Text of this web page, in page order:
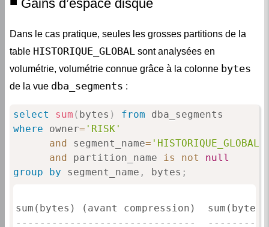
table HISTORIQUE_GLOBALsont analysées en
volumétrie, volumétrie connue grâce à la colonne
de la vuedba_segments:
where owner ='RISK'
and segment_name
and partition_name is not
null
by segment_name, bytes ;
------------------------------